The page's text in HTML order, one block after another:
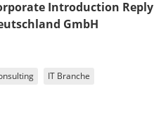
Introduction Reply
GmbH
IT Branche